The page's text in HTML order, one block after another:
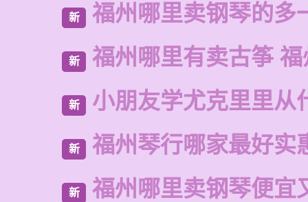
新 福州哪里卖钢琴的多
新 福州哪里有卖古筝
新 小朋友学尤克里里从
新 福州琴行哪家最好实
新 福州哪里卖钢琴便宜